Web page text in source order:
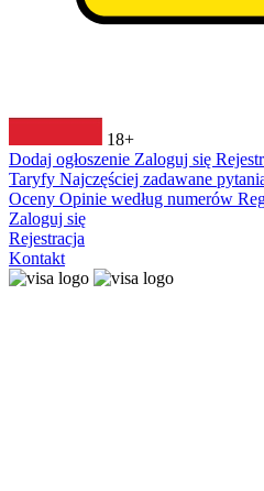
18+
Dodaj ogłoszenie Zaloguj się
Taryfy Najczęściej zadawane
Oceny Opinie według numerów
Zaloguj się
Rejestracja
Kontakt